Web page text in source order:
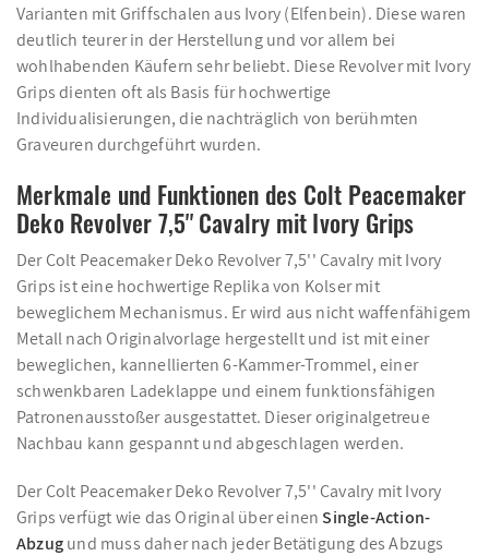
Varianten mit Griffschalen aus Ivory (Elfenbein). Diese waren
deutlich teurer in der Herstellung und vor allem bei
wohlhabenden Käufern sehr beliebt. Diese Revolver mit Ivory
Grips dienten oft als Basis für hochwertige
Individualisierungen, die nachträglich von berühmten
Graveuren durchgeführt wurden.
Merkmale und Funktionen des Colt Peacemaker
Deko Revolver 7,5'' Cavalry mit Ivory Grips
Der Colt Peacemaker Deko Revolver 7,5'' Cavalry mit Ivory
Grips ist eine hochwertige Replika von Kolser mit
beweglichem Mechanismus. Er wird aus nicht waffenfähigem
Metall nach Originalvorlage hergestellt und ist mit einer
beweglichen, kannellierten 6-Kammer-Trommel, einer
schwenkbaren Ladeklappe und einem funktionsfähigen
Patronenausstoßer ausgestattet. Dieser originalgetreue
Nachbau kann gespannt und abgeschlagen werden.
Der Colt Peacemaker Deko Revolver 7,5'' Cavalry mit Ivory
Grips verfügt wie das Original über einenSingle-Action-
Abzugund muss daher nach jeder Betätigung des Abzugs